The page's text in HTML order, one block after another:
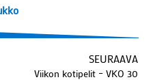
SEURAAVA
Viikon kotipelit – VKO 30